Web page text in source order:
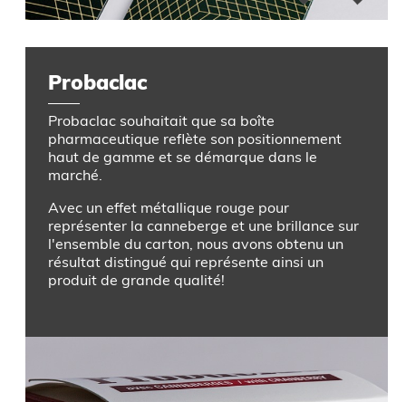
Probaclac
Probaclac souhaitait que sa boîte
pharmaceutique reflète son positionnement
haut de gamme et se démarque dans le
marché.
Avec un effet métallique rouge pour
représenter la canneberge et une brillance sur
l'ensemble du carton, nous avons obtenu un
résultat distingué qui représente ainsi un
produit de grande qualité!